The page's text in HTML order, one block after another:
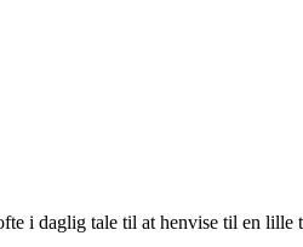
i daglig tale til at henvise til en lille